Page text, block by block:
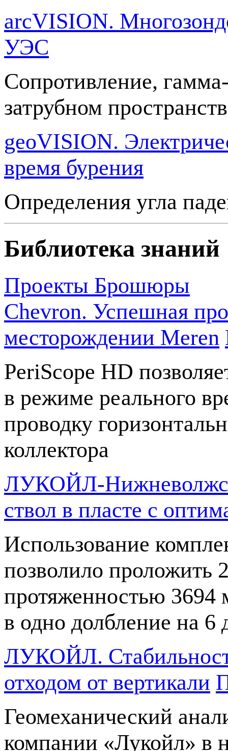
arcVISION.
УЭС
Сопротивление,
затрубном
geoVISION.
время бурения
Определения угла
Библиотека знаний
Проекты Брошюры
Chevron. Успешная
месторождении Meren
PeriScope HD
в режиме реального
проводку
коллектора
ЛУКОЙЛ-
ствол в пласте с
Использование
позволило проложить
протяженностью 3694
в одно долбление на 6
ЛУКОЙЛ.
отходом от вертикали
Геомеханический
компании «Лукойл» в